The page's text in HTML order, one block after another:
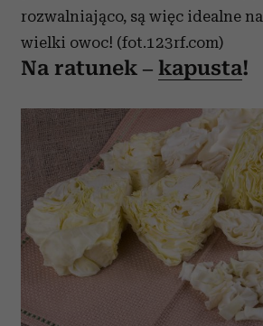
rozwalniająco, są więc idealne na
wielki owoc! (fot.123rf.com)
Na ratunek – kapusta!